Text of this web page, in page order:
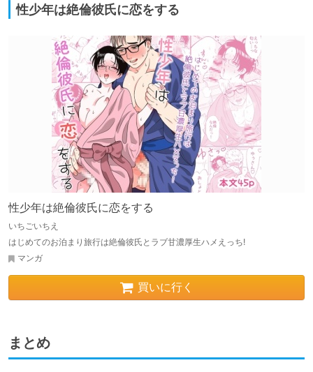
性少年は絶倫彼氏に恋をする
性少年は絶倫彼氏に恋をする
いちごいちえ
はじめてのお泊まり旅行は絶倫彼氏とラブ甘濃厚生ハメえっち!
マンガ
買いに行く
まとめ